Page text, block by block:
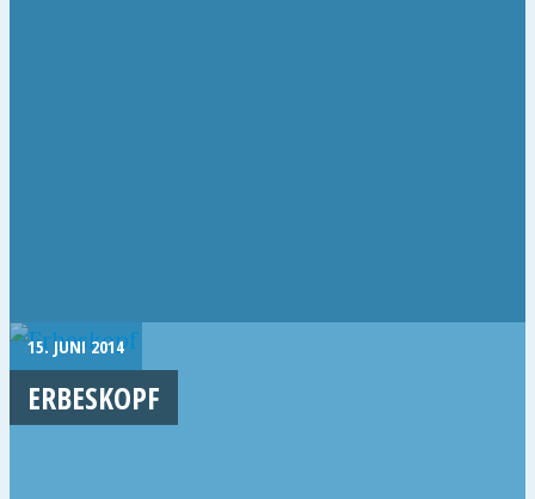
15. JUNI 2014
ERBESKOPF